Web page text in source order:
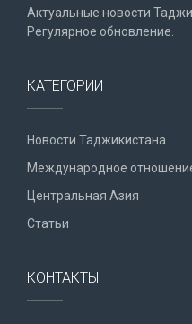
Актуальные новости
Регулярное обновление.
КАТЕГОРИИ
Новости Таджикистана
Международное
Центральная Азия
Статьи
КОНТАКТЫ